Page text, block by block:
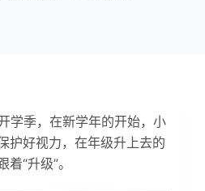
学季，在新学年的开始，小
护好视力，在年级升上去的
“升级”。